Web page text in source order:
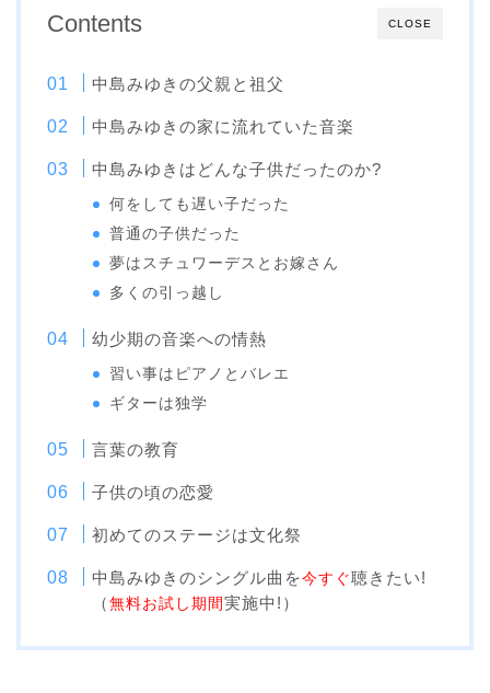
CLOSE
Contents
中島みゆきの父親と祖父
中島みゆきの家に流れていた音楽
中島みゆきはどんな子供だったのか?
何をしても遅い子だった
普通の子供だった
夢はスチュワーデスとお嫁さん
多くの引っ越し
幼少期の音楽への情熱
習い事はピアノとバレエ
ギターは独学
言葉の教育
子供の頃の恋愛
初めてのステージは文化祭
中島みゆきのシングル曲を今すぐ聴きたい!
（無料お試し期間実施中!）